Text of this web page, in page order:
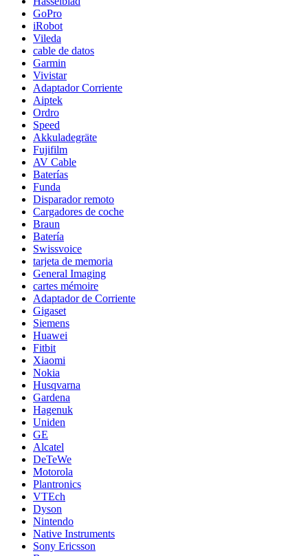
GoPro
iRobot
Vileda
cable de datos
Garmin
Vivistar
Adaptador Corriente
Aiptek
Ordro
Speed
Akkuladegräte
Fujifilm
AV Cable
Baterías
Funda
Disparador remoto
Cargadores de coche
Braun
Batería
Swissvoice
tarjeta de memoria
General Imaging
cartes mémoire
Adaptador de Corriente
Gigaset
Siemens
Huawei
Fitbit
Xiaomi
Nokia
Husqvarna
Gardena
Hagenuk
Uniden
GE
Alcatel
DeTeWe
Motorola
Plantronics
VTEch
Dyson
Nintendo
Native Instruments
Sony Ericsson